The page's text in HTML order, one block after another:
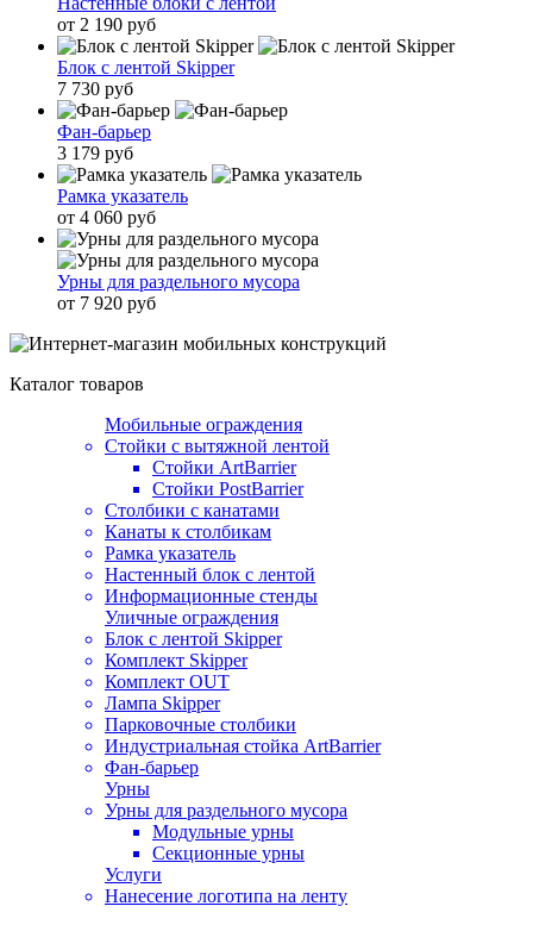
от 2 190 руб
Блок с лентой Skipper
7 730 руб
Фан-барьер
3 179 руб
Рамка указатель
от 4 060 руб
Урны для раздельного мусора
от 7 920 руб
Каталог товаров
Мобильные ограждения
Стойки с вытяжной лентой
Стойки ArtBarrier
Стойки PostBarrier
Столбики с канатами
Канаты к столбикам
Рамка указатель
Настенный блок с лентой
Информационные стенды
Уличные ограждения
Блок с лентой Skipper
Комплект Skipper
Комплект OUT
Лампа Skipper
Парковочные столбики
Индустриальная стойка ArtBarrier
Фан-барьер
Урны
Урны для раздельного мусора
Модульные урны
Секционные урны
Услуги
Нанесение логотипа на ленту